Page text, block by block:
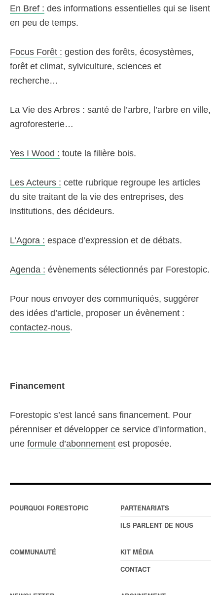
En Bref : des informations essentielles qui se lisent
en peu de temps.
Focus Forêt : gestion des forêts, écosystèmes,
forêt et climat, sylviculture, sciences et
recherche…
La Vie des Arbres : santé de l’arbre, l’arbre en ville,
agroforesterie…
Yes I Wood : toute la filière bois.
Les Acteurs : cette rubrique regroupe les articles
du site traitant de la vie des entreprises, des
institutions, des décideurs.
L’Agora : espace d’expression et de débats.
Agenda : évènements sélectionnés par Forestopic.
Pour nous envoyer des communiqués, suggérer
des idées d’article, proposer un évènement :
contactez-nous.
Financement
Forestopic s’est lancé sans financement. Pour
pérenniser et développer ce service d’information,
une formule d’abonnement est proposée.
POURQUOI FORESTOPIC
PARTENARIATS
ILS PARLENT DE NOUS
COMMUNAUTÉ
KIT MÉDIA
CONTACT